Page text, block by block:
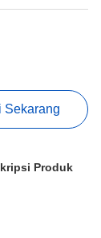
Sekarang
Produk